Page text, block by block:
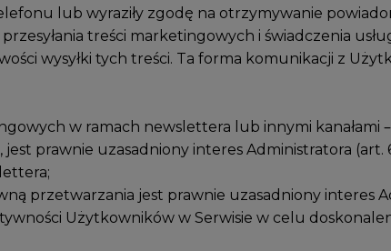
lub wyraziły zgodę na otrzymywanie
treści marketingowych i świadczenia
wysyłki tych treści. Ta forma komunikacji z
w ramach newslettera lub innymi kanałami
prawnie uzasadniony interes Administratora (art.
przetwarzania jest prawnie uzasadniony interes
Użytkowników w Serwisie w celu